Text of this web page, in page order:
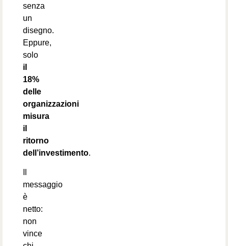
senza
un
disegno.
Eppure,
solo
il
18%
delle
organizzazioni
misura
il
ritorno
dell’investimento.
messaggio
è
netto:
non
vince